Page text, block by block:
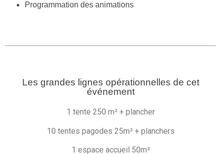
Programmation des animations
Les grandes lignes opérationnelles de cet
événement
1 tente 250 m² + plancher
10 tentes pagodes 25m² + planchers
1 espace accueil 50m²